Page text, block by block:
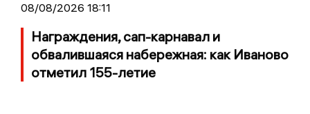
08/08/2026 18:11
Награждения, сап-карнавал и
обвалившаяся набережная: как Иваново
отметил 155-летие